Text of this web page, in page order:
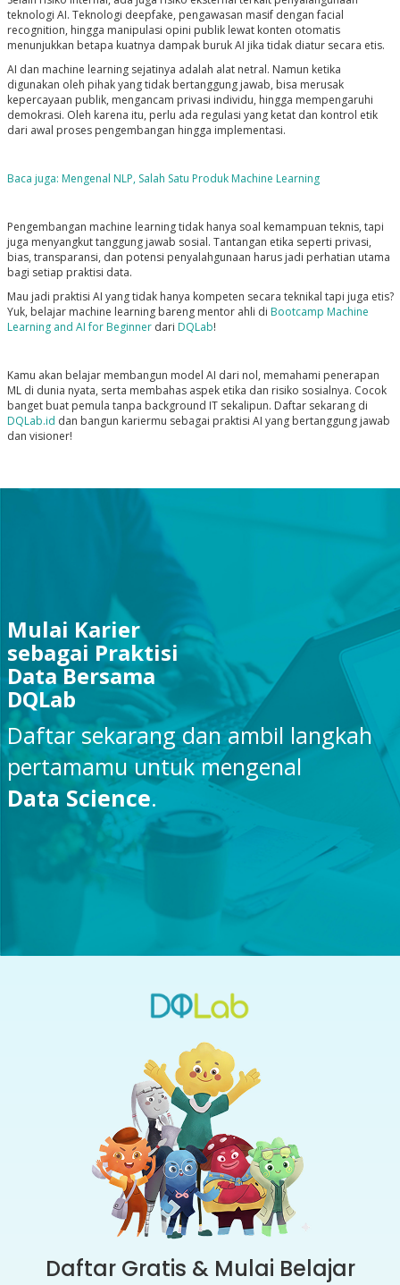
teknologi AI. Teknologi deepfake, pengawasan masif dengan facial
recognition, hingga manipulasi opini publik lewat konten otomatis
menunjukkan betapa kuatnya dampak buruk AI jika tidak diatur secara etis.
AI dan machine learning sejatinya adalah alat netral. Namun ketika
digunakan oleh pihak yang tidak bertanggung jawab, bisa merusak
kepercayaan publik, mengancam privasi individu, hingga mempengaruhi
demokrasi. Oleh karena itu, perlu ada regulasi yang ketat dan kontrol etik
dari awal proses pengembangan hingga implementasi.
Baca juga: Mengenal NLP, Salah Satu Produk Machine Learning
Pengembangan machine learning tidak hanya soal kemampuan teknis, tapi
juga menyangkut tanggung jawab sosial. Tantangan etika seperti privasi,
bias, transparansi, dan potensi penyalahgunaan harus jadi perhatian utama
bagi setiap praktisi data.
Mau jadi praktisi AI yang tidak hanya kompeten secara teknikal tapi juga etis?
Yuk, belajar machine learning bareng mentor ahli di Bootcamp Machine
Learning and AI for Beginnerdari DQLab!
Kamu akan belajar membangun model AI dari nol, memahami penerapan
ML di dunia nyata, serta membahas aspek etika dan risiko sosialnya. Cocok
banget buat pemula tanpa background IT sekalipun. Daftar sekarang di
DQLab.id dan bangun kariermu sebagai praktisi AI yang bertanggung jawab
dan visioner!
Mulai Karier
sebagai Praktisi
Data Bersama
DQLab
Daftar sekarang dan ambil langkah
pertamamu untuk mengenal
Data Science.
Daftar Gratis & Mulai Belajar